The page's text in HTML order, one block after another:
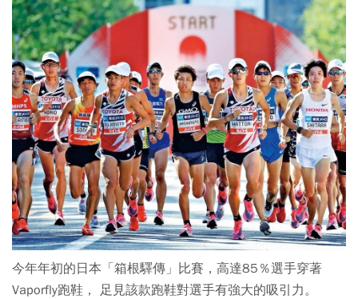
今年年初的日本「箱根驛傳」比賽，高達85％選手穿著
Vaporfly跑鞋， 足見該款跑鞋對選手有強大的吸引力。